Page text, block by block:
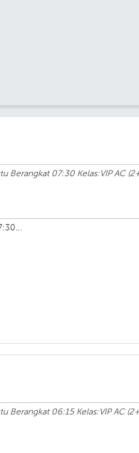
Berangkat 07:30 Kelas:VIP AC
Berangkat 06:15 Kelas:VIP AC